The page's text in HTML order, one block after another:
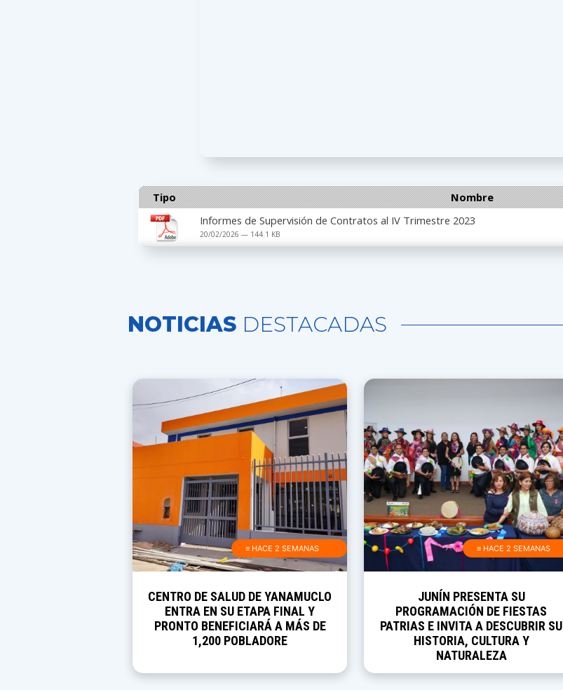
Tipo
Nombre
Informes de Supervisión de Contratos al IV Trimestre 2023
20/02/2026 — 144.1 KB
NOTICIAS DESTACADAS
≡ HACE 2 SEMANAS
CENTRO DE SALUD DE YANAMUCLO
ENTRA EN SU ETAPA FINAL Y
PRONTO BENEFICIARÁ A MÁS DE
1,200 POBLADORE
≡ HACE 2 SEMANAS
JUNÍN PRESENTA SU
PROGRAMACIÓN DE FIESTAS
PATRIAS E INVITA A DESCUBRIR SU
HISTORIA, CULTURA Y
NATURALEZA